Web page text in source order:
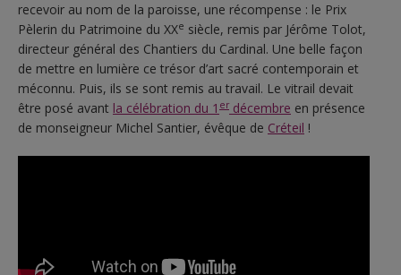
recevoir au nom de la paroisse, une récompense : le Prix
Pèlerin du Patrimoine du XXe siècle, remis par Jérôme Tolot,
directeur général des Chantiers du Cardinal. Une belle façon
de mettre en lumière ce trésor d’art sacré contemporain et
méconnu. Puis, ils se sont remis au travail. Le vitrail devait
être posé avant la célébration du 1 er décembre en présence
de monseigneur Michel Santier, évêque de Créteil !